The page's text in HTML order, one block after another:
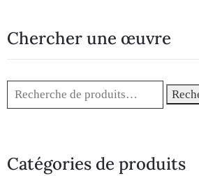
Chercher une œuvre
Catégories de produits